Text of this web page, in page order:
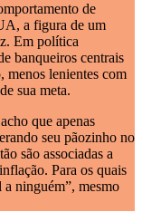
de
a figura de um
Em política
banqueiros centrais
menos lenientes com
sua meta.
que apenas
seu pãozinho no
são associadas a
Para os quais
ninguém”, mesmo